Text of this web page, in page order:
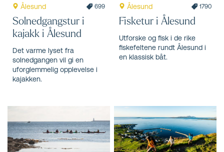
Ålesund 699
Solnedgangstur i
kajakk i Ålesund
Det varme lyset fra
solnedgangen vil gi en
uforglemmelig opplevelse i
kajakken.
Ålesund 1790
Fisketur i Ålesund
Utforske og fisk i de rike
fiskefeltene rundt Ålesund i
en klassisk båt.